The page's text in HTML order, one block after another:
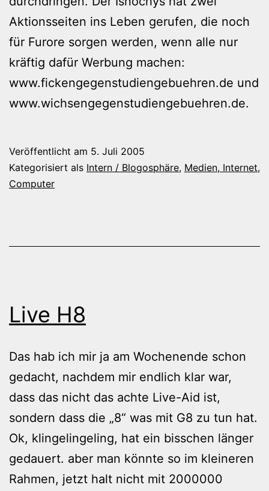
Aktionsseiten ins Leben gerufen, die noch
für Furore sorgen werden, wenn alle nur
kräftig dafür Werbung machen:
www.fickengegenstudiengebuehren.de und
www.wichsengegenstudiengebuehren.de.
Veröffentlicht am 5. Juli 2005
Kategorisiert als Intern / Blogosphäre, Medien, Internet,
Computer
Live H8
Das hab ich mir ja am Wochenende schon
gedacht, nachdem mir endlich klar war,
dass das nicht das achte Live-Aid ist,
sondern dass die „8“ was mit G8 zu tun hat.
Ok, klingelingeling, hat ein bisschen länger
gedauert. aber man könnte so im kleineren
Rahmen, jetzt halt nicht mit 2000000